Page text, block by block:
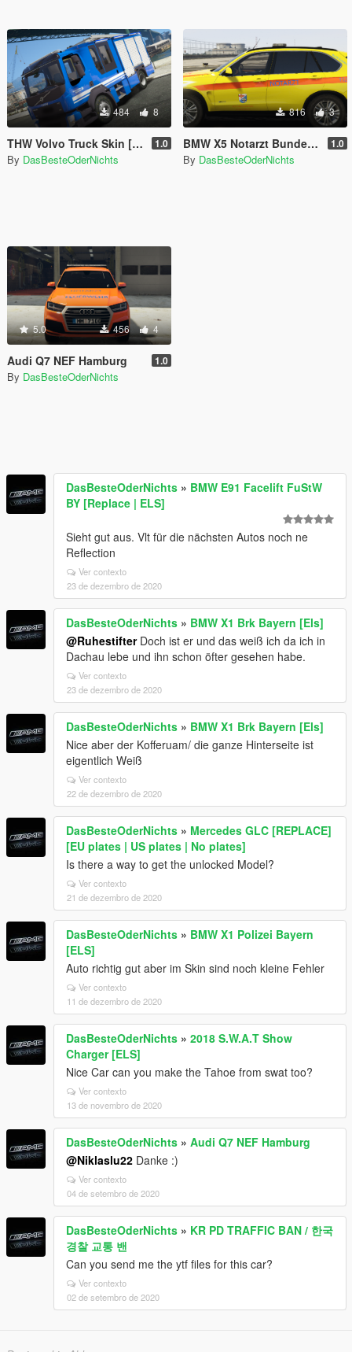
484 8
THW Volvo Truck Skin [ELS] 1.0
By DasBesteOderNichts
816 3
BMW X5 Notarzt Bundeswehr Koblenz [ELS] 1.0
By DasBesteOderNichts
5.0 456 4
Audi Q7 NEF Hamburg 1.0
By DasBesteOderNichts
DasBesteOderNichts » BMW E91 Facelift FuStW
BY [Replace | ELS]
Sieht gut aus. Vlt für die nächsten Autos noch ne
Reflection
Ver contexto
23 de dezembro de 2020
DasBesteOderNichts » BMW X1 Brk Bayern [Els]
@RuhestifterDoch ist er und das weiß ich da ich in
Dachau lebe und ihn schon öfter gesehen habe.
Ver contexto
23 de dezembro de 2020
DasBesteOderNichts » BMW X1 Brk Bayern [Els]
Nice aber der Kofferuam/ die ganze Hinterseite ist
eigentlich Weiß
Ver contexto
22 de dezembro de 2020
DasBesteOderNichts » Mercedes GLC [REPLACE]
[EU plates | US plates | No plates]
Is there a way to get the unlocked Model?
Ver contexto
21 de dezembro de 2020
DasBesteOderNichts » BMW X1 Polizei Bayern
[ELS]
Auto richtig gut aber im Skin sind noch kleine Fehler
Ver contexto
11 de dezembro de 2020
DasBesteOderNichts » 2018 S.W.A.T Show
Charger [ELS]
Nice Car can you make the Tahoe from swat too?
Ver contexto
13 de novembro de 2020
DasBesteOderNichts » Audi Q7 NEF Hamburg
@Niklaslu22 Danke :)
Ver contexto
04 de setembro de 2020
DasBesteOderNichts » KR PD TRAFFIC BAN / 한국
경찰 교통 밴
Can you send me the ytf files for this car?
Ver contexto
02 de setembro de 2020